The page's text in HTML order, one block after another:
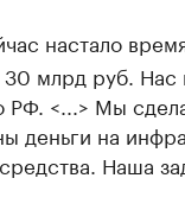
настало
30 млрд руб.
РФ. <...> Мы
деньги на
Наша